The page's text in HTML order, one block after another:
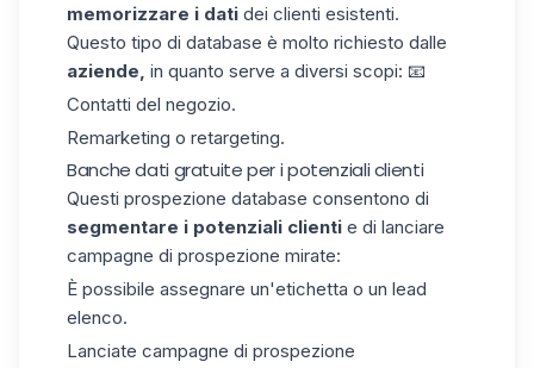
memorizzare i dati dei clienti esistenti.
Questo tipo di database è molto richiesto dalle
aziende, in quanto serve a diversi scopi: 📧
Contatti del negozio.
Remarketing o retargeting.
Banche dati gratuite per i potenziali clienti
Questi prospezione database consentono di
segmentare i potenziali clienti e di lanciare
campagne di prospezione mirate:
È possibile assegnare un'etichetta o un lead
elenco.
Lanciate campagne di prospezione